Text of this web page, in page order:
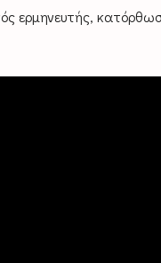
ερμηνευτής,